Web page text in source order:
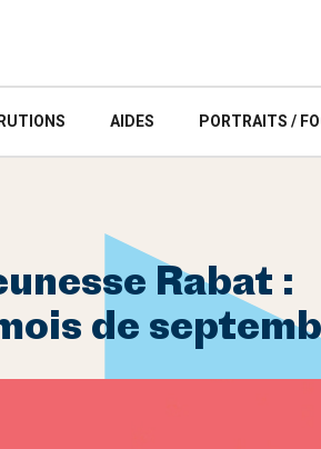
AIDES PORTRAITS /
Rabat :
de